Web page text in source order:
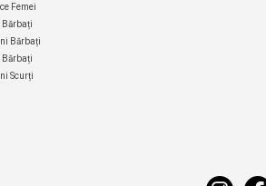
Femei
Bărbați
Bărbați
Bărbați
Scurți